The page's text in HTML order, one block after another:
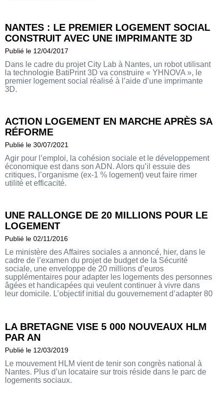
NANTES : LE PREMIER LOGEMENT SOCIAL
CONSTRUIT AVEC UNE IMPRIMANTE 3D
Publié le 12/04/2017
Dans le cadre du projet City Lab à Nantes, un robot utilisant
la technologie BatiPrint 3D va construire « YHNOVA », le
premier logement social réalisé à l’aide d’une imprimante
3D.
ACTION LOGEMENT EN MARCHE APRÈS SA
RÉFORME
Publié le 30/07/2021
Agir pour l’emploi, la cohésion sociale et le développement
économique est dans son ADN. Alors qu’il essuie des
critiques, l’organisme (ex-1 % logement) veut faire rimer
utilité et efficacité.
UNE RALLONGE DE 20 MILLIONS POUR LE
LOGEMENT
Publié le 02/11/2016
Le ministère des Affaires sociales a annoncé, hier, dans le
cadre de l’examen du projet de budget de la Sécurité
sociale, une enveloppe de 20 millions d’euros
supplémentaires pour adapter les logements des personnes
âgées et handicapées qui veulent continuer à vivre dans
leur domicile. L’objectif initial du gouvernement d’adapter 80
LA BRETAGNE VISE 5 000 NOUVEAUX HLM
PAR AN
Publié le 12/03/2019
Le mouvement HLM vient de tenir son congrès national à
Nantes. Plus d’un locataire sur trois réside dans le parc de
logements sociaux.